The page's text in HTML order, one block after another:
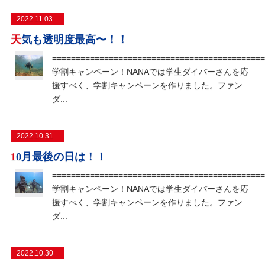
2022.11.03
天気も透明度最高〜！！
学割キャンペーン！NANAでは学生ダイバーさんを応
援すべく、学割キャンペーンを作りました。ファン
ダ...
2022.10.31
10月最後の日は！！
学割キャンペーン！NANAでは学生ダイバーさんを応
援すべく、学割キャンペーンを作りました。ファン
ダ...
2022.10.30